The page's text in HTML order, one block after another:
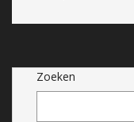
Zoeken